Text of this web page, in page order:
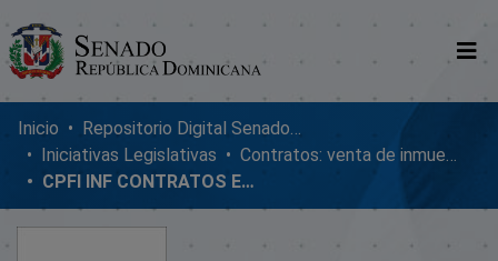
Comunidades
Glosario
Nosotros
Inicio
Repositorio Digital SenadoRD
Iniciativas Legislativas
Contratos: venta de inmuebles, enmiendas y donaciones
CPFI INF CONTRATOS EST Y PARTICULARES EXP.VARIOS